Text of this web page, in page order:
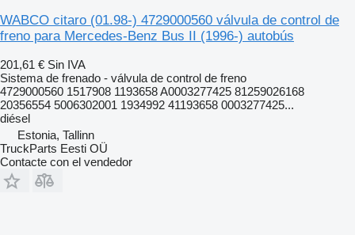
WABCO citaro (01.98-) 4729000560 válvula de control de
freno para Mercedes-Benz Bus II (1996-) autobús
201,61 € Sin IVA
Sistema de frenado - válvula de control de freno
4729000560 1517908 1193658 A0003277425 81259026168
20356554 5006302001 1934992 41193658 0003277425...
diésel
Estonia, Tallinn
TruckParts Eesti OÜ
Contacte con el vendedor